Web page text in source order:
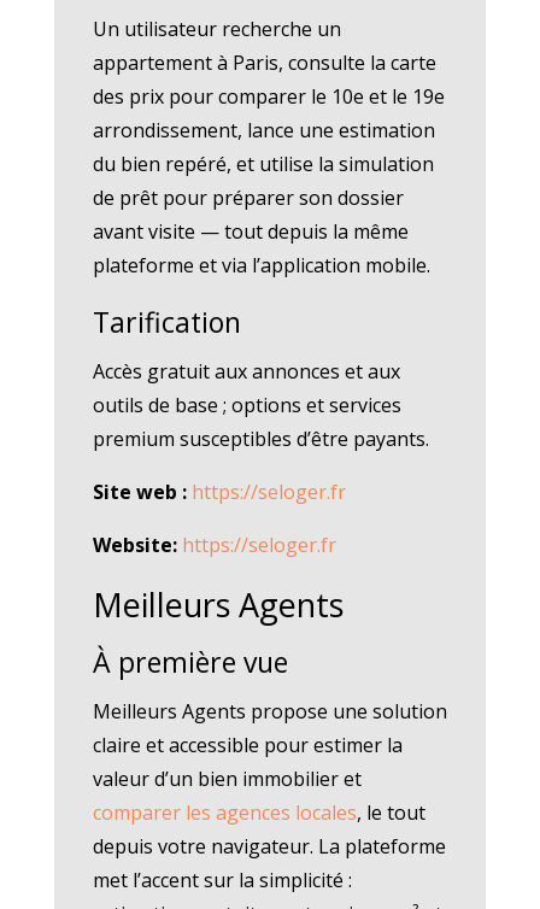
Un utilisateur recherche un
appartement à Paris, consulte la carte
des prix pour comparer le 10e et le 19e
arrondissement, lance une estimation
du bien repéré, et utilise la simulation
de prêt pour préparer son dossier
avant visite — tout depuis la même
plateforme et via l’application mobile.
Tarification
Accès gratuit aux annonces et aux
outils de base ; options et services
premium susceptibles d’être payants.
Site web : https://seloger.fr
Website: https://seloger.fr
Meilleurs Agents
À première vue
Meilleurs Agents propose une solution
claire et accessible pour estimer la
valeur d’un bien immobilier et
comparer les agences locales, le tout
depuis votre navigateur. La plateforme
met l’accent sur la simplicité :